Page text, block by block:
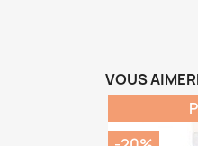
VOUS